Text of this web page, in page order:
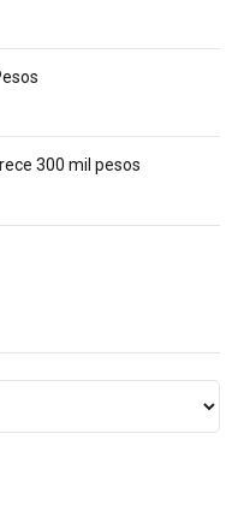
300 mil pesos